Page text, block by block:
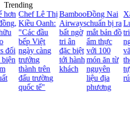
Trending
Chef Lê Thị
Kiều Oanh:
"Các đầu
bếp Việt
ngày càng
trưởng
thành trên
đấu trường
quốc tế"
Bamboo
Airways
bất ngờ
tri ân
đặc biệt
tới hành
khách
Đồng Nai
chuẩn bị ra
mắt bản đồ
ẩm thực
với 100
món ăn từ
nguyên
liệu địa
phương
Xây
Luật
triển
nghiệp
văn hoá
theo
tự, thủ
rút gọn